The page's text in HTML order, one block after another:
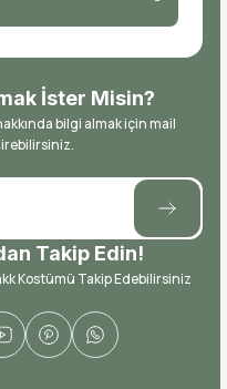
İster Misin?
bilgi almak için mail
Takip Edin!
Kostümü Takip Edebilirsiniz